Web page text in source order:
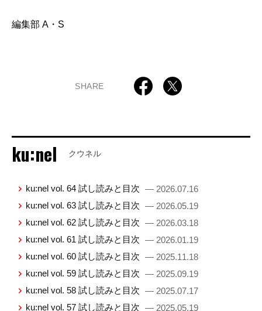
編集部 A・S
SHARE
ku:nel クウネル
ku:nel vol. 64 試し読みと目次 — 2026.07.16
ku:nel vol. 63 試し読みと目次 — 2026.05.19
ku:nel vol. 62 試し読みと目次 — 2026.03.18
ku:nel vol. 61 試し読みと目次 — 2026.01.19
ku:nel vol. 60 試し読みと目次 — 2025.11.18
ku:nel vol. 59 試し読みと目次 — 2025.09.19
ku:nel vol. 58 試し読みと目次 — 2025.07.17
ku:nel vol. 57 試し読みと目次 — 2025.05.19